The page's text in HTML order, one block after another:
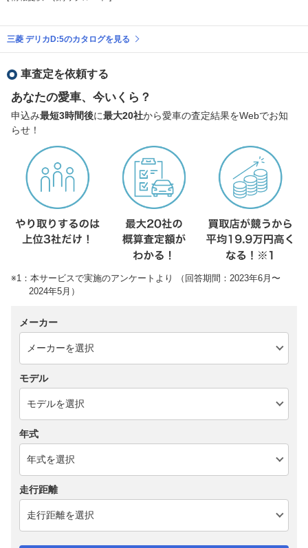
三菱 デリカD:5のカタログを見る
車査定を依頼する
あなたの愛車、今いくら？
申込み最短3時間後に最大20社から愛車の査定結果をWebでお知
らせ！
※1：本サービスで実施のアンケートより （回答期間：2023年6月〜
2024年5月）
メーカー
モデル
年式
走行距離